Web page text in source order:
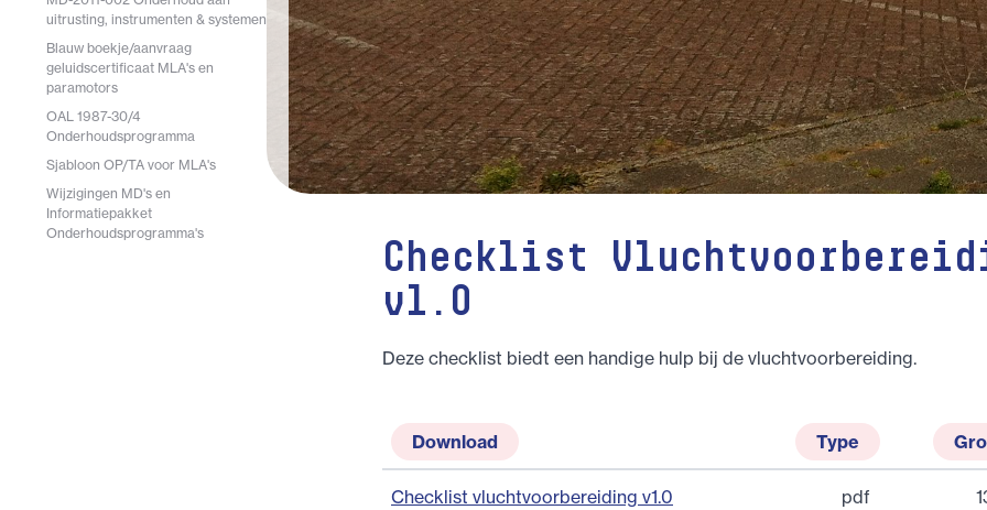
uitrusting, instrumenten & systemen
Blauw boekje/aanvraag
geluidscertificaat MLA's en
paramotors
OAL 1987-30/4
Onderhoudsprogramma
Sjabloon OP/TA voor MLA's
Wijzigingen MD's en
Informatiepakket
Onderhoudsprogramma's
Checklist
v1.0
Deze checklist biedt een handige hulp bij de vluchtvoorbereiding.
Download Type
Checklist vluchtvoorbereiding v1.0 pdf